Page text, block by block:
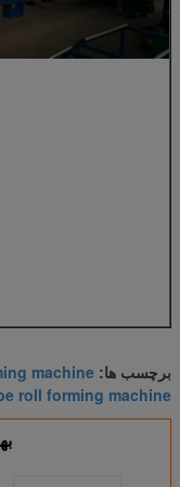
برچسب ها: machine
roll forming machine